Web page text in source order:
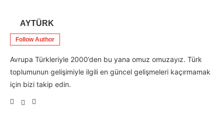
AYTÜRK
Follow Author
Avrupa Türkleriyle 2000’den bu yana omuz omuzayız. Türk
toplumunun gelişimiyle ilgili en güncel gelişmeleri kaçırmamak
için bizi takip edin.